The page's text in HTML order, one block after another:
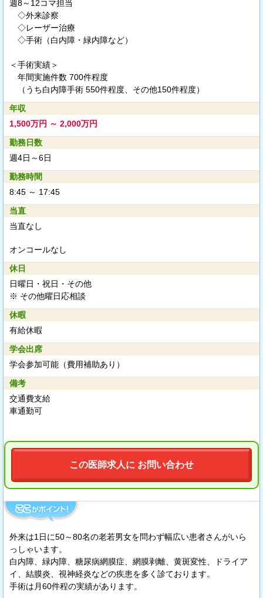
週8～12コマ担当
◇外来診察
◇レーザー治療
◇手術（白内障・緑内障など）
＜手術実績＞
年間実施件数 700件程度
（うち白内障手術 550件程度、その他150件程度）
年収
1,500万円 ～ 2,000万円
勤務日数
週4日～6日
勤務時間
8:45 ～ 17:45
当直
当直なし
オンコールなし
休日
日曜日・祝日・その他
※ その他曜日応相談
休暇
有給休暇
学会出席
学会参加可能（費用補助あり）
備考
交通費支給
車通勤可
この医師求人に お問い合わせ
外来は1日に50～80名の老若男女を問わず幅広い患者さんがいら
っしゃいます。
白内障、緑内障、糖尿病網膜症、網膜剥離、黄斑変性、ドライア
イ、結膜炎、視神経炎などの疾患を多く診ております。
手術は月60件程の実績があります。